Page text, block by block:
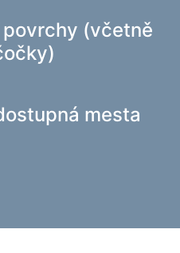
k židlím
(včetně
mesta